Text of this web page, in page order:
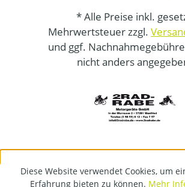
* Alle Preise inkl.
Mehrwertsteuer zzgl.
und ggf.
nicht anders
Diese Website verwendet Cookies, um
Erfahrung bieten zu können. Mehr